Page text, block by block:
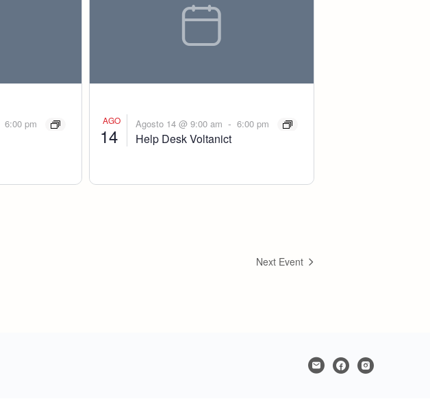
6:00 pm AGO
14
Agosto 14 @ 9:00 am - 6:00 pm
Help Desk Voltanict
Next Event